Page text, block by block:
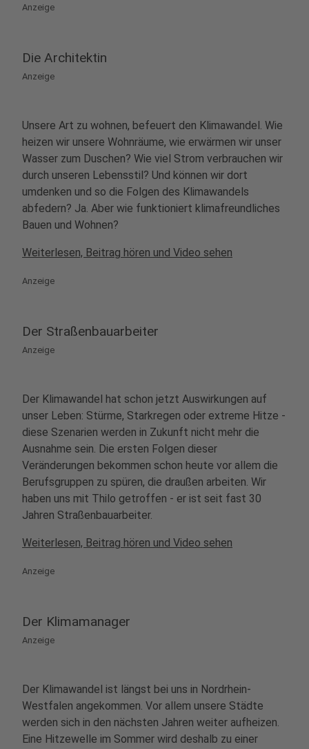
Anzeige
Die Architektin
Anzeige
Unsere Art zu wohnen, befeuert den Klimawandel. Wie
heizen wir unsere Wohnräume, wie erwärmen wir unser
Wasser zum Duschen? Wie viel Strom verbrauchen wir
durch unseren Lebensstil? Und können wir dort
umdenken und so die Folgen des Klimawandels
abfedern? Ja. Aber wie funktioniert klimafreundliches
Bauen und Wohnen?
Weiterlesen, Beitrag hören und Video sehen
Anzeige
Der Straßenbauarbeiter
Anzeige
Der Klimawandel hat schon jetzt Auswirkungen auf
unser Leben: Stürme, Starkregen oder extreme Hitze -
diese Szenarien werden in Zukunft nicht mehr die
Ausnahme sein. Die ersten Folgen dieser
Veränderungen bekommen schon heute vor allem die
Berufsgruppen zu spüren, die draußen arbeiten. Wir
haben uns mit Thilo getroffen - er ist seit fast 30
Jahren Straßenbauarbeiter.
Weiterlesen, Beitrag hören und Video sehen
Anzeige
Der Klimamanager
Anzeige
Der Klimawandel ist längst bei uns in Nordrhein-
Westfalen angekommen. Vor allem unsere Städte
werden sich in den nächsten Jahren weiter aufheizen.
Eine Hitzewelle im Sommer wird deshalb zu einer